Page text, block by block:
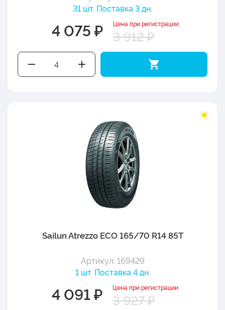
31 шт. Поставка 3 дн.
4 075 ₽ Цена при регистрации
3 912 ₽
Sailun Atrezzo ECO 165/70 R14 85T
Артикул: 169429
1 шт. Поставка 4 дн.
4 091 ₽ Цена при регистрации
3 927 ₽